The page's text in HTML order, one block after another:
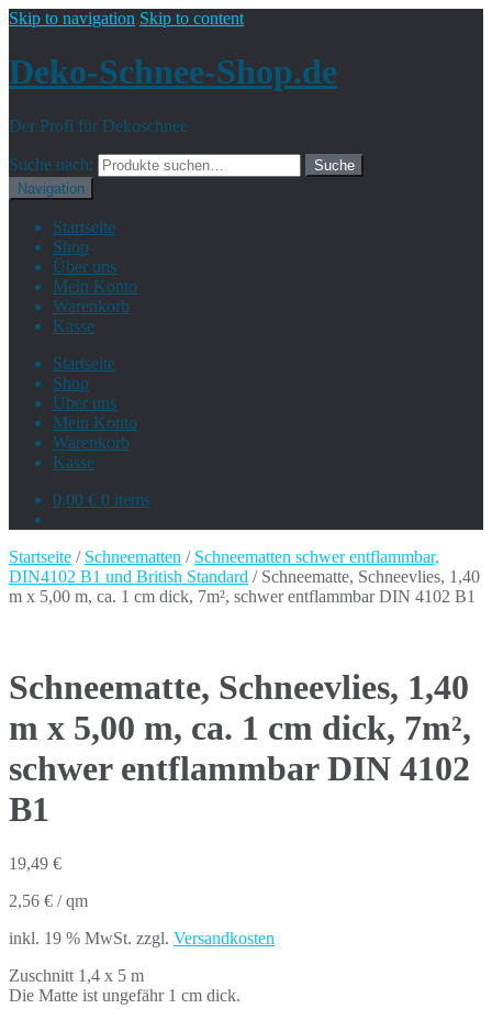
Skip to navigation Skip to content
Deko-Schnee-Shop.de
Der Profi für Dekoschnee
Suche nach:
Suche
Navigation
Startseite
Shop
Über uns
Mein Konto
Warenkorb
Kasse
Startseite
Shop
Über uns
Mein Konto
Warenkorb
Kasse
0,00 € 0 items
Startseite / Schneematten / Schneematten schwer entflammbar,
DIN4102 B1 und British Standard / Schneematte, Schneevlies, 1,40
m x 5,00 m, ca. 1 cm dick, 7m², schwer entflammbar DIN 4102 B1
Schneematte, Schneevlies, 1,40
m x 5,00 m, ca. 1 cm dick, 7m²,
schwer entflammbar DIN 4102
B1
19,49 €
2,56 € /qm
inkl. 19 % MwSt. zzgl. Versandkosten
Zuschnitt 1,4 x 5 m
Die Matte ist ungefähr 1 cm dick.